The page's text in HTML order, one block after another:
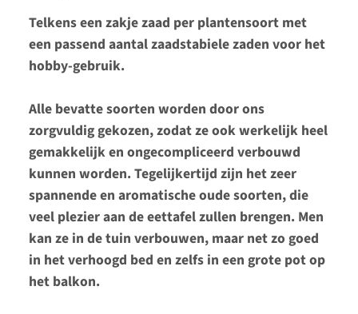
Telkens een zakje zaad per plantensoort met
een passend aantal zaadstabiele zaden voor het
hobby-gebruik.
Alle bevatte soorten worden door ons
zorgvuldig gekozen, zodat ze ook werkelijk heel
gemakkelijk en ongecompliceerd verbouwd
kunnen worden. Tegelijkertijd zijn het zeer
spannende en aromatische oude soorten, die
veel plezier aan de eettafel zullen brengen. Men
kan ze in de tuin verbouwen, maar net zo goed
in het verhoogd bed en zelfs in een grote pot op
het balkon.